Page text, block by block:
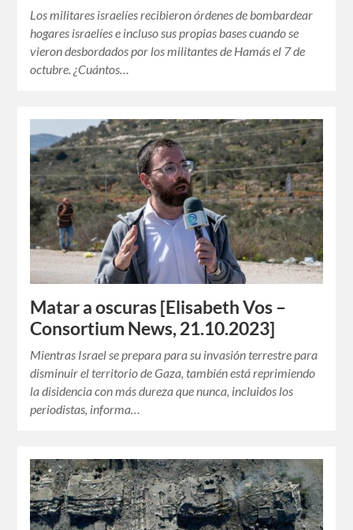
Los militares israelíes recibieron órdenes de bombardear
hogares israelíes e incluso sus propias bases cuando se
vieron desbordados por los militantes de Hamás el 7 de
octubre. ¿Cuántos…
Matar a oscuras [Elisabeth Vos –
Consortium News, 21.10.2023]
Mientras Israel se prepara para su invasión terrestre para
disminuir el territorio de Gaza, también está reprimiendo
la disidencia con más dureza que nunca, incluidos los
periodistas, informa…